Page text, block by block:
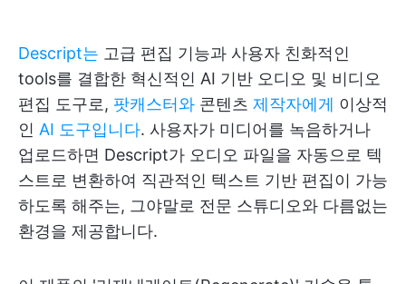
Descript는 고급 편집 기능과 사용자 친화적인
tools를 결합한 혁신적인 AI 기반 오디오 및 비디오
편집 도구로, 팟캐스터와 콘텐츠 제작자에게 이상적
인 AI 도구입니다. 사용자가 미디어를 녹음하거나
업로드하면 Descript가 오디오 파일을 자동으로 텍
스트로 변환하여 직관적인 텍스트 기반 편집이 가능
하도록 해주는, 그야말로 전문 스튜디오와 다름없는
환경을 제공합니다.